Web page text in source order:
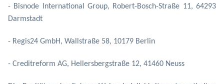
- Bisnode International Group, Robert-Bosch-Straße 11, 64293
Darmstadt
- Regis24 GmbH, Wallstraße 58, 10179 Berlin
- Creditreform AG, Hellersbergstraße 12, 41460 Neuss